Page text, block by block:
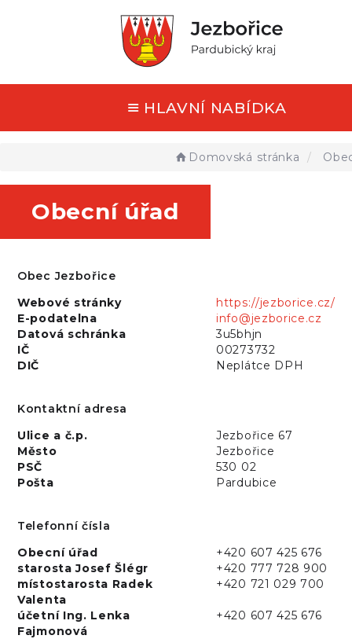
HLAVNÍ NABÍDKA
Domovská stránka
Obecní úřad
Obec Jezbořice
Webové stránky
https://jezborice.cz/
E-podatelna
info@jezborice.cz
Datová schránka
3u5bhjn
IČ
00273732
DIČ
Neplátce DPH
Kontaktní adresa
Ulice a č.p.
Jezbořice 67
Město
Jezbořice
PSČ
530 02
Pošta
Pardubice
Telefonní čísla
Obecní úřad
+420 607 425 676
starosta Josef Šlégr
+420 777 728 900
místostarosta Radek
Valenta
+420 721 029 700
účetní Ing. Lenka
Fajmonová
+420 607 425 676